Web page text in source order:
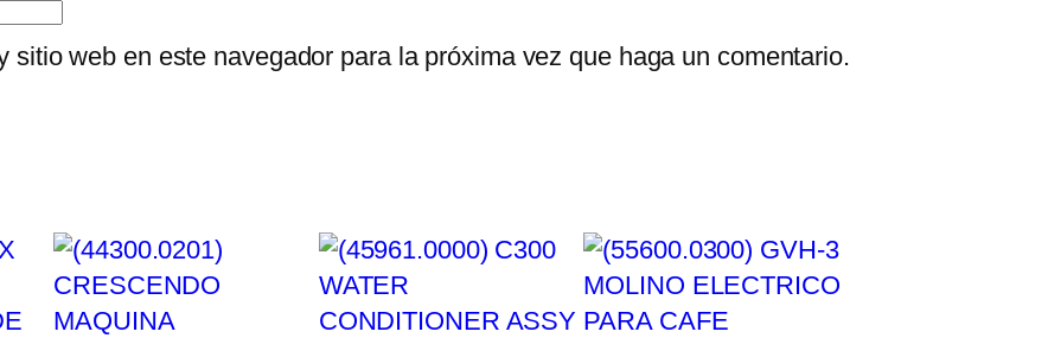
sitio web en este navegador para la próxima vez que haga un comentario.